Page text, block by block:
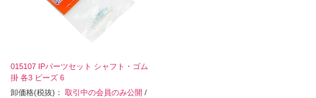
015107 IPパーツセット シャフト・ゴム
掛 各3 ビーズ 6
卸価格(税抜)： 取引中の会員のみ公開 /